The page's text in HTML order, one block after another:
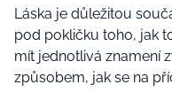
Láska je důležitou
pod pokličku toho, jak
mít jednotlivá znamení
způsobem, jak se na